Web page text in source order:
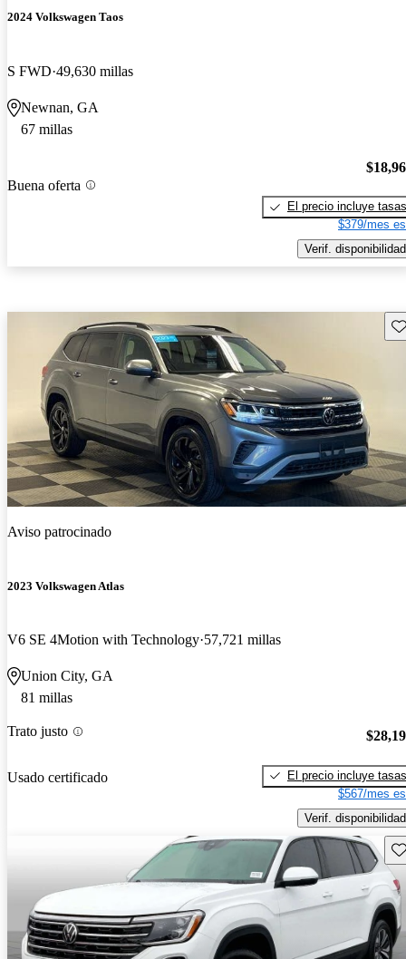
2024 Volkswagen Taos
S FWD 49,630 millas
Newnan, GA
67 millas
Buena oferta
El precio incluye tasas
$379/mes
Verif. disponibilidad
Aviso patrocinado
2023 Volkswagen Atlas
V6 SE 4Motion with Technology 57,721 millas
Union City, GA
81 millas
Trato justo
Usado certificado
El precio incluye tasas
$567/mes
Verif. disponibilidad